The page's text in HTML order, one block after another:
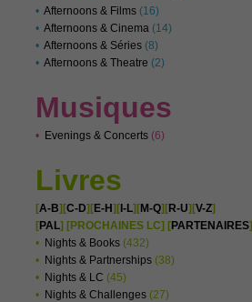
• Afternoons & Films (16)
• Afternoons & Cinema (14)
• Afternoons & Séries (8)
• Afternoons & Theatre (2)
Musiques
• Evenings & Concerts (6)
Livres
[A-B][C-D][E-H ][ I-L][M-Q][R-U][V-Z]
[PAL] [PROCHAINES LC] [PARTENAIRES]
• Nights & Books (432)
• Nights & Partnerships (38)
• Nights & LC (45)
• Nights & Challenges (27)